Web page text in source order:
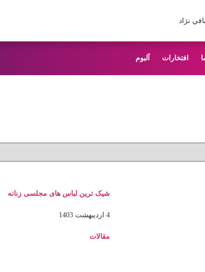
نژاد
افتخارات آلبوم
شیک ترین لباس های مجلسی زنانه
4 اردیبهشت 1403
مقالات